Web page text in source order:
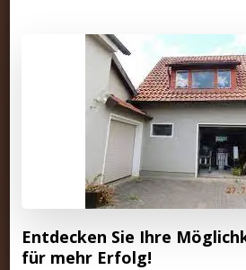
Entdecken Sie Ihre
für mehr Erfolg!